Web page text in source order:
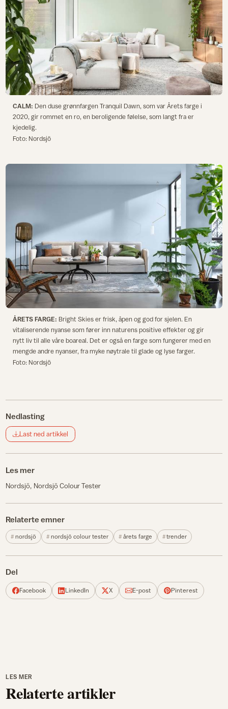
CALM: Den duse grønnfargen Tranquil Dawn, som var Årets farge i
2020, gir rommet en ro, en beroligende følelse, som langt fra er
kjedelig.
Foto: Nordsjö
ÅRETS FARGE: Bright Skies er frisk, åpen og god for sjelen. En
vitaliserende nyanse som fører inn naturens positive effekter og gir
nytt liv til alle våre boareal. Det er også en farge som fungerer med en
mengde andre nyanser, fra myke nøytrale til glade og lyse farger.
Foto: Nordsjö
Nedlasting
Last ned artikkel
Les mer
Nordsjö Nordsjö Colour Tester
Relaterte emner
nordsjö nordsjö colour tester årets farge trender
Del
Facebook LinkedIn X E-post Pinterest
LES MER
Relaterte artikler